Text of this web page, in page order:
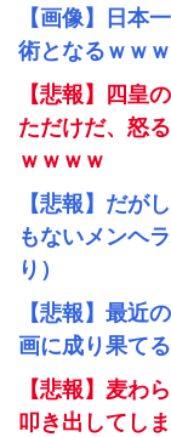
【画像】日本
術となるｗｗ
【悲報】四皇
ただけだ、怒
ｗｗｗｗ
【悲報】だが
もないメンヘ
り）
【悲報】最近
画に成り果て
【悲報】麦わ
叩き出してし